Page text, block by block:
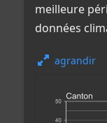
meilleure
données
agrandir